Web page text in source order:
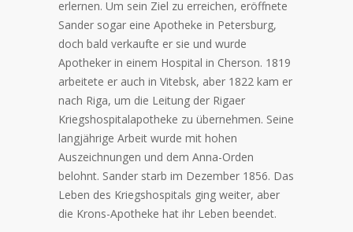
erlernen. Um sein Ziel zu erreichen, eröffnete
Sander sogar eine Apotheke in Petersburg,
doch bald verkaufte er sie und wurde
Apotheker in einem Hospital in Cherson. 1819
arbeitete er auch in Vitebsk, aber 1822 kam er
nach Riga, um die Leitung der Rigaer
Kriegshospitalapotheke zu übernehmen. Seine
langjährige Arbeit wurde mit hohen
Auszeichnungen und dem Anna-Orden
belohnt. Sander starb im Dezember 1856. Das
Leben des Kriegshospitals ging weiter, aber
die Krons-Apotheke hat ihr Leben beendet.